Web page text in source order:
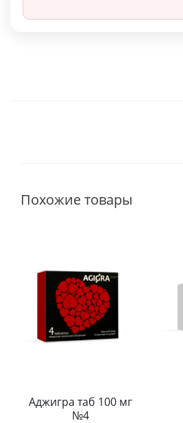
Похожие товары
Аджигра таб 100 мг
№4